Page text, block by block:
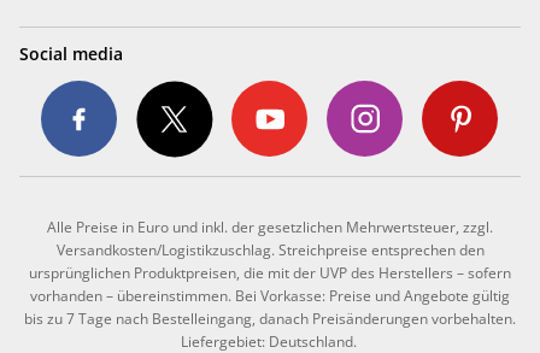
Social media
Alle Preise in Euro und inkl. der gesetzlichen Mehrwertsteuer, zzgl.
Versandkosten/Logistikzuschlag. Streichpreise entsprechen den
ursprünglichen Produktpreisen, die mit der UVP des Herstellers – sofern
vorhanden – übereinstimmen. Bei Vorkasse: Preise und Angebote gültig
bis zu 7 Tage nach Bestelleingang, danach Preisänderungen vorbehalten.
Liefergebiet: Deutschland.